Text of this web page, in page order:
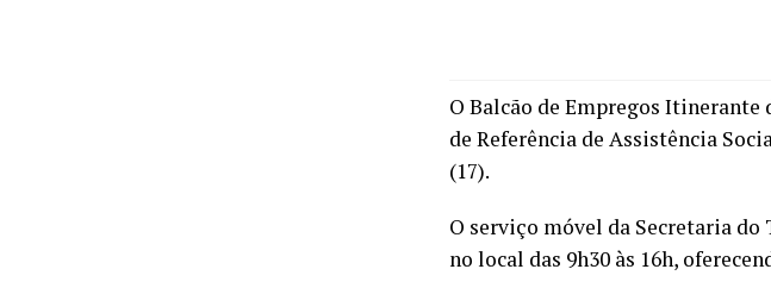
O Balcão de Empregos Itinerante
de Referência de Assistência
(17).
O serviço móvel da Secretaria do
no local das 9h30 às 16h,